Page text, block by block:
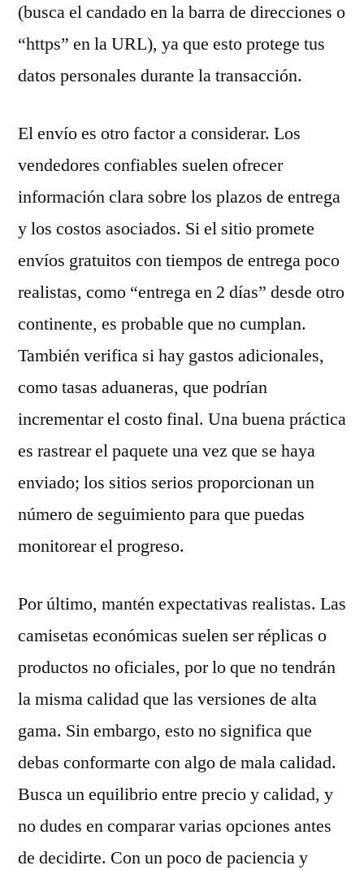
(busca el candado en la barra de direcciones o
“https” en la URL), ya que esto protege tus
datos personales durante la transacción.
El envío es otro factor a considerar. Los
vendedores confiables suelen ofrecer
información clara sobre los plazos de entrega
y los costos asociados. Si el sitio promete
envíos gratuitos con tiempos de entrega poco
realistas, como “entrega en 2 días” desde otro
continente, es probable que no cumplan.
También verifica si hay gastos adicionales,
como tasas aduaneras, que podrían
incrementar el costo final. Una buena práctica
es rastrear el paquete una vez que se haya
enviado; los sitios serios proporcionan un
número de seguimiento para que puedas
monitorear el progreso.
Por último, mantén expectativas realistas. Las
camisetas económicas suelen ser réplicas o
productos no oficiales, por lo que no tendrán
la misma calidad que las versiones de alta
gama. Sin embargo, esto no significa que
debas conformarte con algo de mala calidad.
Busca un equilibrio entre precio y calidad, y
no dudes en comparar varias opciones antes
de decidirte. Con un poco de paciencia y